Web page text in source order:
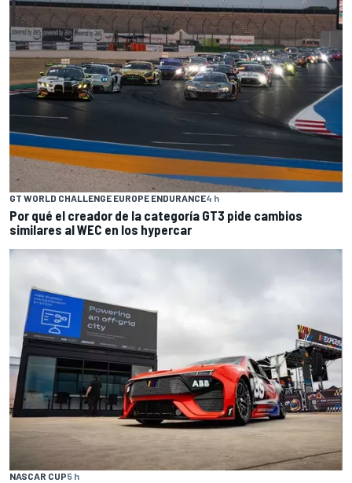
GT WORLD CHALLENGE EUROPE ENDURANCE4 h
Por qué el creador de la categoría GT3 pide cambios
similares al WEC en los hypercar
NASCAR CUP5 h